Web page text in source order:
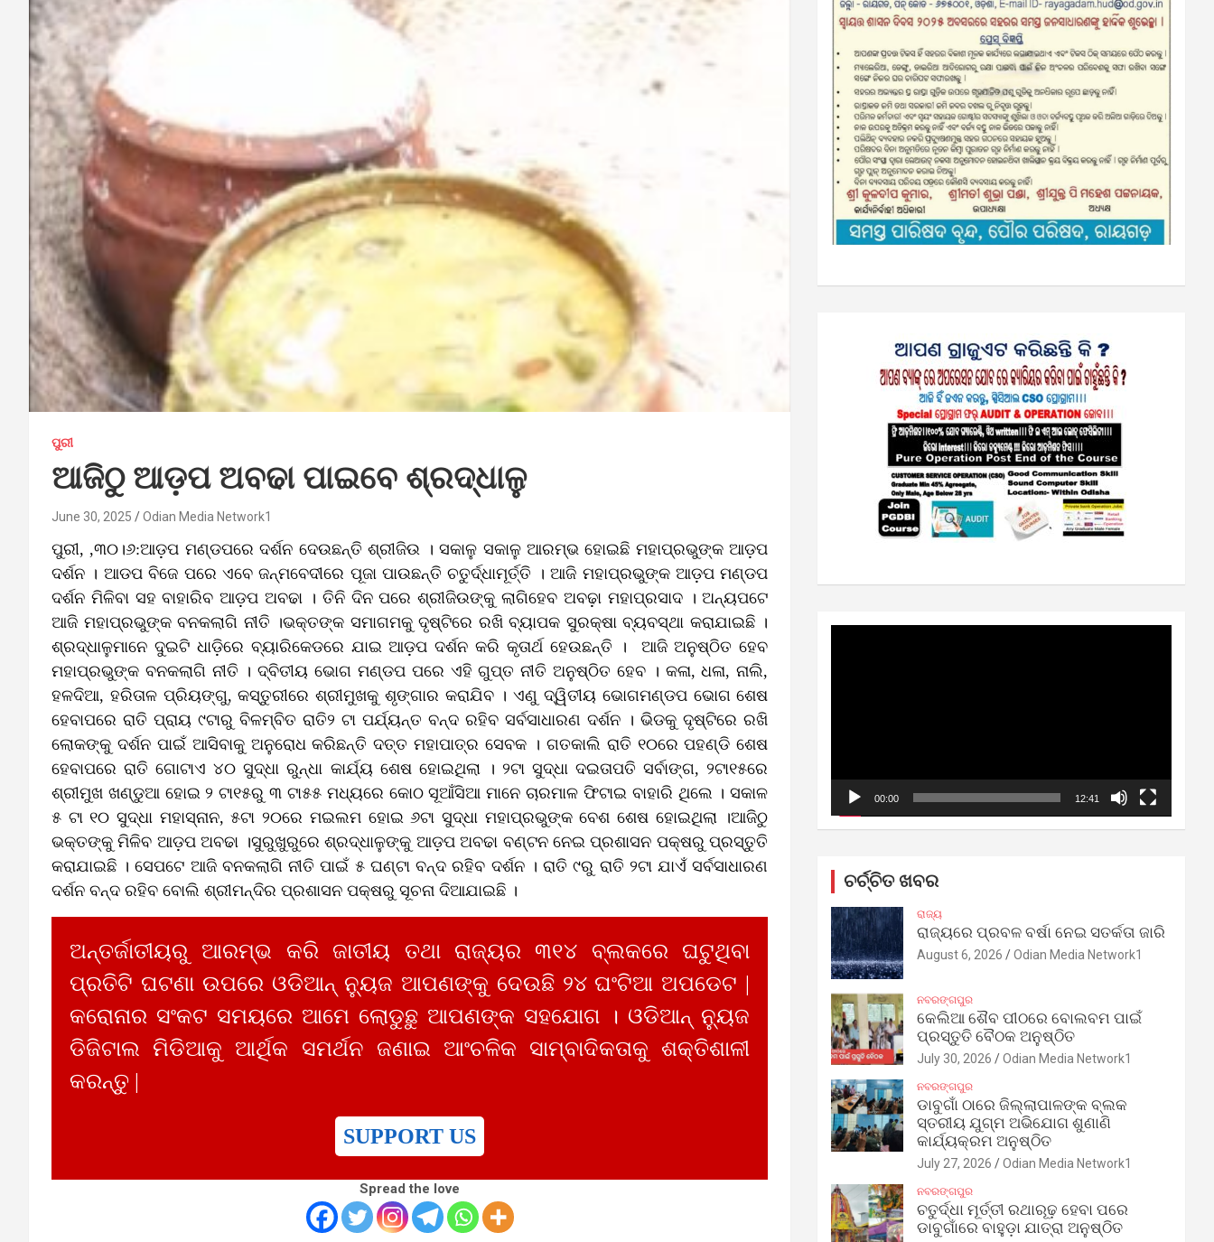
ପୁରୀ
ଆଜିଠୁ ଆଡ଼ପ ଅବଢା ପାଇବେ ଶ୍ରଦ୍ଧାଳୁ
June 30, 2025 Odian Media Network1
ପୁରୀ, ,୩୦।୬:ଆଡ଼ପ ମଣ୍ଡପରେ ଦର୍ଶନ ଦେଉଛନ୍ତି ଶ୍ରୀଜିଉ । ସକାଳୁ ସକାଳୁ ଆରମ୍ଭ ହୋଇଛି ମହାପ୍ରଭୁଙ୍କ ଆଡ଼ପ
ଦର୍ଶନ । ଆଡପ ବିଜେ ପରେ ଏବେ ଜନ୍ମବେଦୀରେ ପୂଜା ପାଉଛନ୍ତି ଚତୁର୍ଦ୍ଧାମୂର୍ତ୍ତି । ଆଜି ମହାପ୍ରଭୁଙ୍କ ଆଡ଼ପ ମଣ୍ଡପ
ଦର୍ଶନ ମିଳିବା ସହ ବାହାରିବ ଆଡ଼ପ ଅବଢା । ତିନି ଦିନ ପରେ ଶ୍ରୀଜିଉଙ୍କୁ ଲାଗିହେବ ଅବଢ଼ା ମହାପ୍ରସାଦ । ଅନ୍ୟପଟେ
ଆଜି ମହାପ୍ରଭୁଙ୍କ ବନକଲାଗି ନୀତି ।ଭକ୍ତଙ୍କ ସମାଗମକୁ ଦୃଷ୍ଟିରେ ରଖି ବ୍ୟାପକ ସୁରକ୍ଷା ବ୍ୟବସ୍ଥା କରାଯାଇଛି ।
ଶ୍ରଦ୍ଧାଳୁମାନେ ଦୁଇଟି ଧାଡ଼ିରେ ବ୍ୟାରିକେଡରେ ଯାଇ ଆଡ଼ପ ଦର୍ଶନ କରି କୃତାର୍ଥ ହେଉଛନ୍ତି । ଆଜି ଅନୁଷ୍ଠିତ ହେବ
ମହାପ୍ରଭୁଙ୍କ ବନକଲାଗି ନୀତି । ଦ୍ବିତୀୟ ଭୋଗ ମଣ୍ଡପ ପରେ ଏହି ଗୁପ୍ତ ନୀତି ଅନୁଷ୍ଠିତ ହେବ । କଳା, ଧଳା, ନାଲି,
ହଳଦିଆ, ହରିତାଳ ପ୍ରିୟଙ୍ଗୁ, କସ୍ତୁରୀରେ ଶ୍ରୀମୁଖକୁ ଶୃଙ୍ଗାର କରାଯିବ । ଏଣୁ ଦ୍ୱିତୀୟ ଭୋଗମଣ୍ଡପ ଭୋଗ ଶେଷ
ହେବାପରେ ରାତି ପ୍ରାୟ ୯ଟାରୁ ବିଳମ୍ବିତ ରାତି୨ ଟା ପର୍ଯ୍ୟନ୍ତ ବନ୍ଦ ରହିବ ସର୍ବସାଧାରଣ ଦର୍ଶନ । ଭିଡକୁ ଦୃଷ୍ଟିରେ ରଖି
ଲୋକଙ୍କୁ ଦର୍ଶନ ପାଇଁ ଆସିବାକୁ ଅନୁରୋଧ କରିଛନ୍ତି ଦତ୍ତ ମହାପାତ୍ର ସେବକ । ଗତକାଲି ରାତି ୧୦ରେ ପହଣ୍ଡି ଶେଷ
ହେବାପରେ ରାତି ଗୋଟାଏ ୪୦ ସୁଦ୍ଧା ରୁନ୍ଧା କାର୍ଯ୍ୟ ଶେଷ ହୋଇଥିଲା । ୨ଟା ସୁଦ୍ଧା ଦଇତାପତି ସର୍ବାଙ୍ଗ, ୨ଟା୧୫ରେ
ଶ୍ରୀମୁଖ ଖଣ୍ଡୁଆ ହୋଇ ୨ ଟା୧୫ରୁ ୩ ଟା୫୫ ମଧ୍ୟରେ କୋଠ ସୂଆଁସିଆ ମାନେ ଚାରମାଳ ଫିଟାଇ ବାହାରି ଥିଲେ । ସକାଳ
୫ ଟା ୧୦ ସୁଦ୍ଧା ମହାସ୍ନାନ, ୫ଟା ୨୦ରେ ମଇଲମ ହୋଇ ୬ଟା ସୁଦ୍ଧା ମହାପ୍ରଭୁଙ୍କ ବେଶ ଶେଷ ହୋଇଥିଲା ।ଆଜିଠୁ
ଭକ୍ତଙ୍କୁ ମିଳିବ ଆଡ଼ପ ଅବଢା ।ସୁରୁଖୁରୁରେ ଶ୍ରଦ୍ଧାଳୁଙ୍କୁ ଆଡ଼ପ ଅବଢା ବଣ୍ଟନ ନେଇ ପ୍ରଶାସନ ପକ୍ଷରୁ ପ୍ରସ୍ତୁତି
କରାଯାଇଛି । ସେପଟେ ଆଜି ବନକଲାଗି ନୀତି ପାଇଁ ୫ ଘଣ୍ଟା ବନ୍ଦ ରହିବ ଦର୍ଶନ । ରାତି ୯ରୁ ରାତି ୨ଟା ଯାଏଁ ସର୍ବସାଧାରଣ
ଦର୍ଶନ ବନ୍ଦ ରହିବ ବୋଲି ଶ୍ରୀମନ୍ଦିର ପ୍ରଶାସନ ପକ୍ଷରୁ ସୂଚନା ଦିଆଯାଇଛି ।
ଅନ୍ତର୍ଜାତୀୟରୁ ଆରମ୍ଭ କରି ଜାତୀୟ ତଥା ରାଜ୍ୟର ୩୧୪ ବ୍ଲକରେ ଘଟୁଥିବା
ପ୍ରତିଟି ଘଟଣା ଉପରେ ଓଡିଆନ୍ ନ୍ୟୁଜ ଆପଣଙ୍କୁ ଦେଉଛି ୨୪ ଘଂଟିଆ ଅପଡେଟ |
କରୋନାର ସଂକଟ ସମୟରେ ଆମେ ଲୋଡୁଛୁ ଆପଣଙ୍କ ସହଯୋଗ । ଓଡିଆନ୍ ନ୍ୟୁଜ
ଡିଜିଟାଲ ମିଡିଆକୁ ଆର୍ଥିକ ସମର୍ଥନ ଜଣାଇ ଆଂଚଳିକ ସାମ୍ବାଦିକତାକୁ ଶକ୍ତିଶାଳୀ
କରନ୍ତୁ |
SUPPORT US
Spread the love
00:00 12:41
ଚର୍ଚ୍ଚିତ ଖବର
ରାଜ୍ୟ
ରାଜ୍ୟରେ ପ୍ରବଳ ବର୍ଷା ନେଇ ସତର୍କତା ଜାରି
August 6, 2026 Odian Media Network1
ନବରଙ୍ଗପୁର
କେଲିଆ ଶୈବ ପୀଠରେ ବୋଲବମ ପାଇଁ
ପ୍ରସ୍ତୁତି ବୈଠକ ଅନୁଷ୍ଠିତ
July 30, 2026 Odian Media Network1
ନବରଙ୍ଗପୁର
ଡାବୁଗାଁ ଠାରେ ଜିଲ୍ଲାପାଳଙ୍କ ବ୍ଲକ
ସ୍ତରୀୟ ଯୁଗ୍ମ ଅଭିଯୋଗ ଶୁଣାଣି
କାର୍ଯ୍ୟକ୍ରମ ଅନୁଷ୍ଠିତ
July 27, 2026 Odian Media Network1
ନବରଙ୍ଗପୁର
ଚତୁର୍ଦ୍ଧା ମୂର୍ତ୍ତୀ ରଥାରୂଢ଼ ହେବା ପରେ
ଡାବୁଗାଁରେ ବାହୁଡ଼ା ଯାତ୍ରା ଅନୁଷ୍ଠିତ